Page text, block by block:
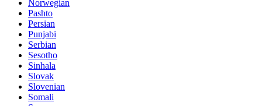
Norwegian
Pashto
Persian
Punjabi
Serbian
Sesotho
Sinhala
Slovak
Slovenian
Somali